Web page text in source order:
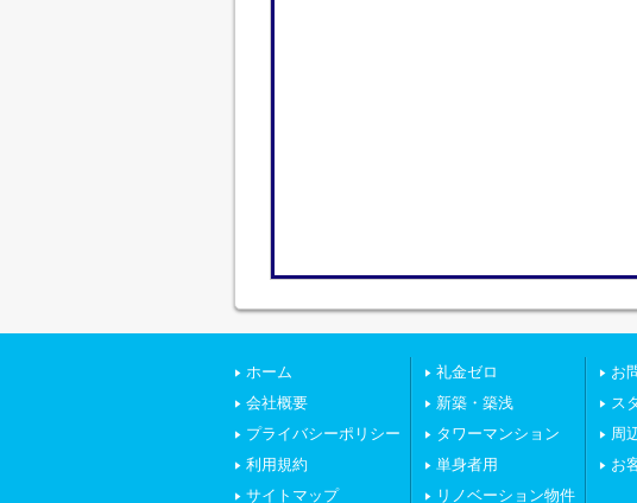
ホーム
会社概要
プライバシーポリシー
利用規約
サイトマップ
礼金ゼロ
新築・築浅
タワーマンション
単身者用
リノベーション物件
お
ス
周
お